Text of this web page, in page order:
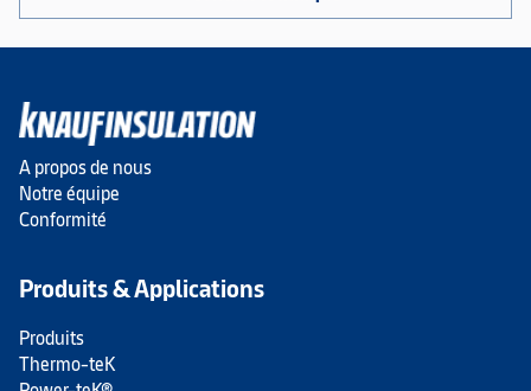
A propos de nous
Notre équipe
Conformité
Produits & Applications
Produits
Thermo-teK